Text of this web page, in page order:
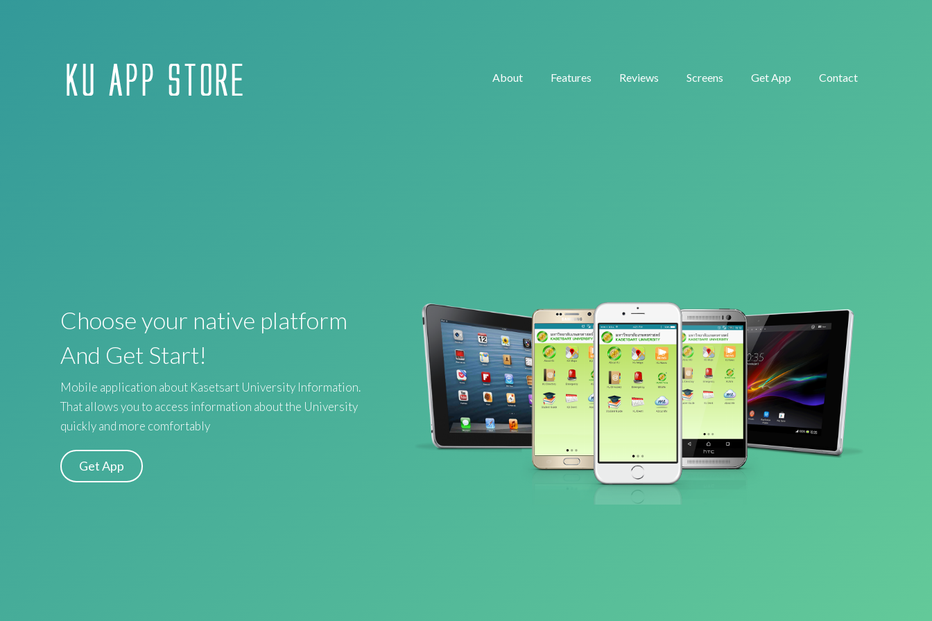
About Features Reviews Screens Get App Contact
Choose your native platform
And Get Start!
Mobile application about Kasetsart University Information.
That allows you to access information about the University
quickly and more comfortably
Get App